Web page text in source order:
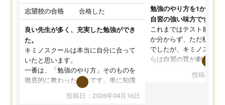
志望校の合格 合格した
良い先生が多く、充実した勉強ができ
た。
キミノスクールは本当に自分に合って
いたと思います。
一番は、「勉強のやり方」そのものを
徹底的に教わったことです。単に知識
を詰め込むのではなく、自学自習の習
慣が身につくよう並走してくれるの
投稿日：2026年04月16日
勉強のやり方を1から教
自習の強い味方です。
これまではテスト前に何
か分からず、ただ机に座
でしたが、キミノスクー
らは自習の質が劇的に変
を明確にしてくれるの
投稿日：